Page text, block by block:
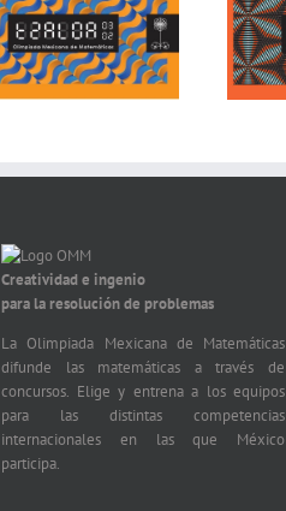
Creatividad e ingenio
para la resolución de problemas
La Olimpiada Mexicana de Matemáticas
difunde las matemáticas a través de
concursos. Elige y entrena a los equipos
para las distintas competencias
internacionales en las que México
participa.